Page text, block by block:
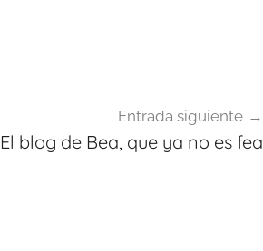
Entrada siguiente
El blog de Bea, que ya no es fea